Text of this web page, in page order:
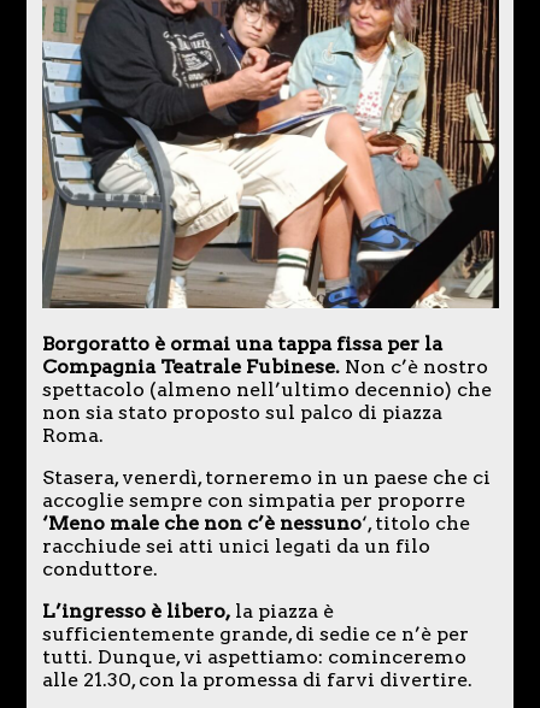
Borgoratto è ormai una tappa fissa per la
Compagnia Teatrale Fubinese. Non c’è nostro
spettacolo (almeno nell’ultimo decennio) che
non sia stato proposto sul palco di piazza
Roma.
Stasera, venerdì, torneremo in un paese che ci
accoglie sempre con simpatia per proporre
‘Meno male che non c’è nessuno‘, titolo che
racchiude sei atti unici legati da un filo
conduttore.
L’ingresso è libero,la piazza è
sufficientemente grande, di sedie ce n’è per
tutti. Dunque, vi aspettiamo: cominceremo
alle 21.30, con la promessa di farvi divertire.